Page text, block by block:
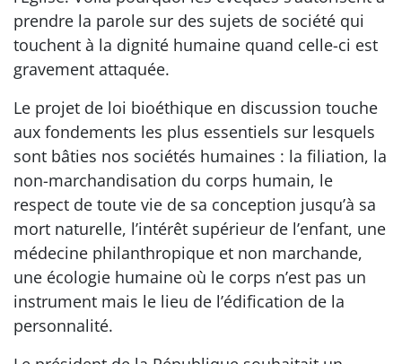
prendre la parole sur des sujets de société qui
touchent à la dignité humaine quand celle-ci est
gravement attaquée.
Le projet de loi bioéthique en discussion touche
aux fondements les plus essentiels sur lesquels
sont bâties nos sociétés humaines : la filiation, la
non-marchandisation du corps humain, le
respect de toute vie de sa conception jusqu’à sa
mort naturelle, l’intérêt supérieur de l’enfant, une
médecine philanthropique et non marchande,
une écologie humaine où le corps n’est pas un
instrument mais le lieu de l’édification de la
personnalité.